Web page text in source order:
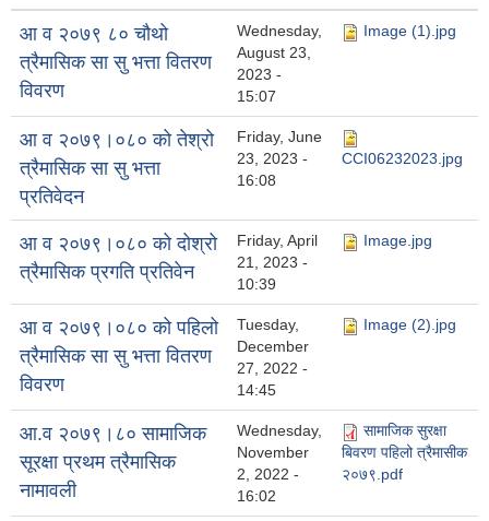
आ व २०७९ ८० चौथो
त्रैमासिक सा सु भत्ता वितरण
विवरण
Wednesday,
August 23,
2023 -
15:07
Image (1).jpg
आ व २०७९।०८० को तेश्रो
त्रैमासिक सा सु भत्ता
प्रतिवेदन
Friday, June
23, 2023 -
16:08
CCI06232023.jpg
आ व २०७९।०८० को दोश्रो
त्रैमासिक प्रगति प्रतिवेन
Friday, April
21, 2023 -
10:39
Image.jpg
आ व २०७९।०८० को पहिलो
त्रैमासिक सा सु भत्ता वितरण
विवरण
Tuesday,
December
27, 2022 -
14:45
Image (2).jpg
आ.व २०७९।८० सामाजिक
सूरक्षा प्रथम त्रैमासिक
नामावली
Wednesday,
November
2, 2022 -
16:02
सामाजिक सुरक्षा
बिवरण पहिलो त्रैमासीक
२०७९.pdf